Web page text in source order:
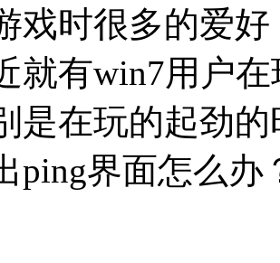
戏时很多的爱
就有win7用户
是在玩的起劲
ping界面怎么办